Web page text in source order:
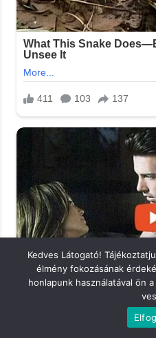
Kedves Látogató!
élmény fokozásának
honlapunk használatával ön